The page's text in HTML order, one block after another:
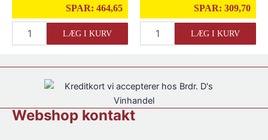
SPAR: 464,65
Østrig
Spätburgunder
LÆG I KURV
SPAR: 309,70
Spanien
antal
LÆG I KURV
Webshop kontakt